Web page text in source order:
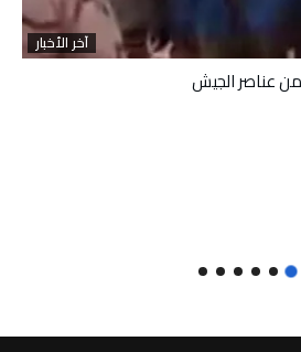
آخر الأخبار